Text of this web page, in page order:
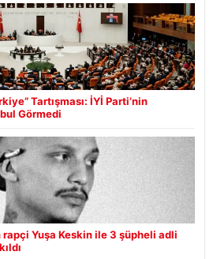
Tartışması: İYİ Parti’nin
Görmedi
Yuşa Keskin ile 3 şüpheli adli